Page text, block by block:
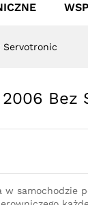
Servotronic
Bez
w samochodzie